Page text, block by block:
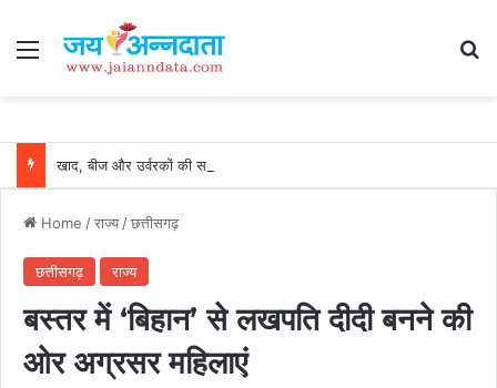
Menu
Home /राज्य/छत्तीसगढ़
छत्तीसगढ़ राज्य
बस्तर में ‘बिहान’ से लखपति दीदी बनने की
ओर अग्रसर महिलाएं